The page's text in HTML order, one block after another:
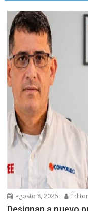
agosto 8, 2026 Editor